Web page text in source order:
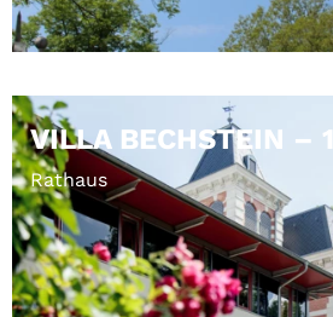
VILLA BECHSTEIN – 1
Rathaus